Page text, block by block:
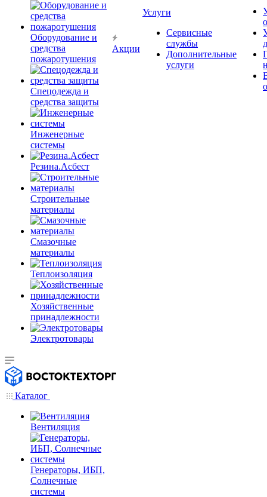
Оборудование и
средства
пожаротушения
Спецодежда и
средства защиты
Инженерные
системы
Резина.Асбест
Строительные
материалы
Смазочные
материалы
Теплоизоляция
Хозяйственные
принадлежности
Электротовары
Акции
Услуги
Сервисные
службы
Дополнительные
услуги
Каталог
Вентиляция
Генераторы, ИБП,
Солнечные
системы